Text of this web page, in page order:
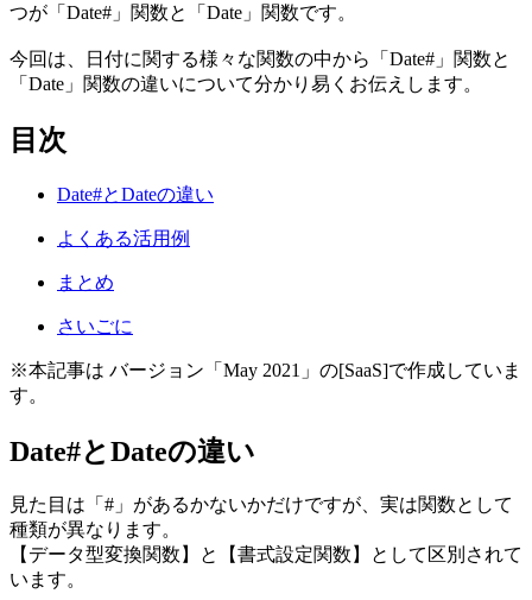
つが「Date#」関数と「Date」関数です。
今回は、日付に関する様々な関数の中から「Date#」関数と
「Date」関数の違いについて分かり易くお伝えします。
目次
Date#とDateの違い
よくある活用例
まとめ
さいごに
※本記事は バージョン「May 2021」の[SaaS]で作成していま
す。
Date#とDateの違い
見た目は「#」があるかないかだけですが、実は関数として
種類が異なります。
【データ型変換関数】と【書式設定関数】として区別されて
います。